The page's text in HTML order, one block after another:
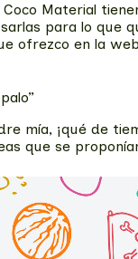
Material
para lo que
ofrezco en la
mía, ¡qué de
que se